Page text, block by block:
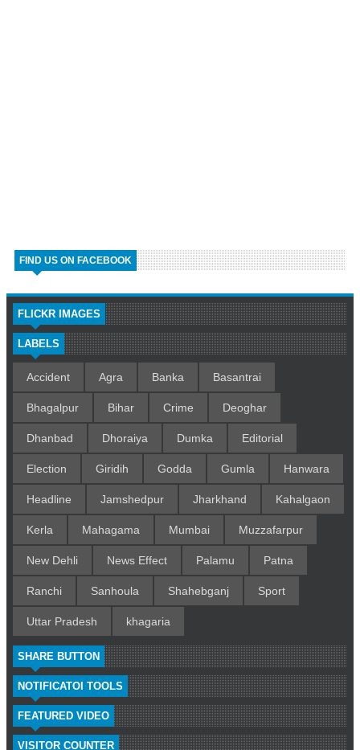
FIND US ON FACEBOOK
FLICKR IMAGES
LABELS
Accident Agra Banka Basantrai
Bhagalpur Bihar Crime Deoghar
Dhanbad Dhoraiya Dumka Editorial
Election Giridih Godda Gumla Hanwara
Headline Jamshedpur Jharkhand Kahalgaon
Kerla Mahagama Mumbai Muzzafarpur
New Dehli News Effect Palamu Patna
Ranchi Sanhoula Shahebganj Sport
Uttar Pradesh khagaria
SHARE BUTTON
NOTIFICATOI TOOLS
FEATURED VIDEO
VISITOR COUNTER